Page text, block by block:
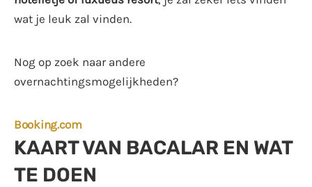
wat je leuk zal vinden.
Nog op zoek naar andere
overnachtingsmogelijkheden?
Booking.com
KAART VAN BACALAR EN WAT
TE DOEN